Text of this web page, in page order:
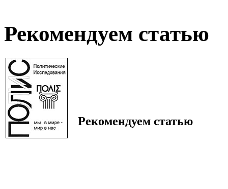
Рекомендуем статью
Рекомендуем статью